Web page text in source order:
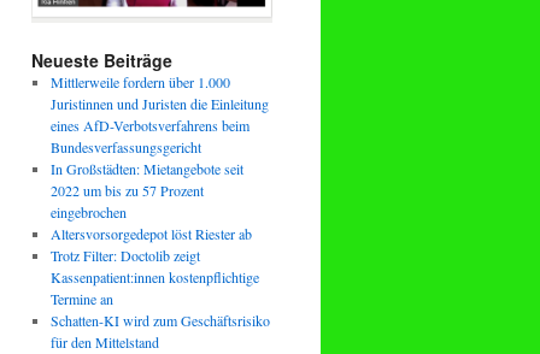
Neueste Beiträge
Mittlerweile fordern über 1.000
Juristinnen und Juristen die Einleitung
eines AfD-Verbotsverfahrens beim
Bundesverfassungsgericht
In Großstädten: Mietangebote seit
2022 um bis zu 57 Prozent
eingebrochen
Altersvorsorgedepot löst Riester ab
Trotz Filter: Doctolib zeigt
Kassenpatient:innen kostenpflichtige
Termine an
Schatten-KI wird zum Geschäftsrisiko
für den Mittelstand